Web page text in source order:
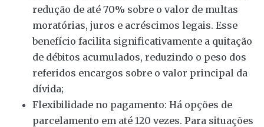
redução de até 70% sobre o valor de multas
moratórias, juros e acréscimos legais. Esse
benefício facilita significativamente a quitação
de débitos acumulados, reduzindo o peso dos
referidos encargos sobre o valor principal da
dívida;
Flexibilidade no pagamento: Há opções de
parcelamento em até 120 vezes. Para situações